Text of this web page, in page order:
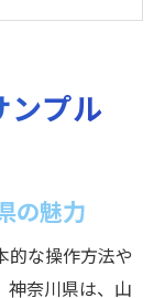
を理解する
成する方法
ポイント
書の工夫
ンプル
の魅力
的な操作方法や
神奈川県は、山